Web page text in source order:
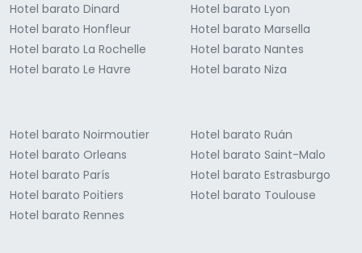
Hotel barato Dinard
Hotel barato Honfleur
Hotel barato La Rochelle
Hotel barato Le Havre
Hotel barato Lyon
Hotel barato Marsella
Hotel barato Nantes
Hotel barato Niza
Hotel barato Noirmoutier
Hotel barato Orleans
Hotel barato París
Hotel barato Poitiers
Hotel barato Rennes
Hotel barato Ruán
Hotel barato Saint-Malo
Hotel barato Estrasburgo
Hotel barato Toulouse